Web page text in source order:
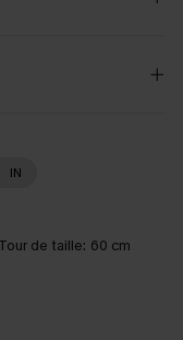
IN
Tour de taille: 60 cm